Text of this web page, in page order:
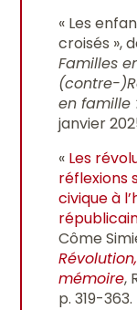
« Les
croisés »,
Familles
(contre-
en famille
janvier
« Les
réflexions
civique à
Côme
mémoire,
p. 319-363.